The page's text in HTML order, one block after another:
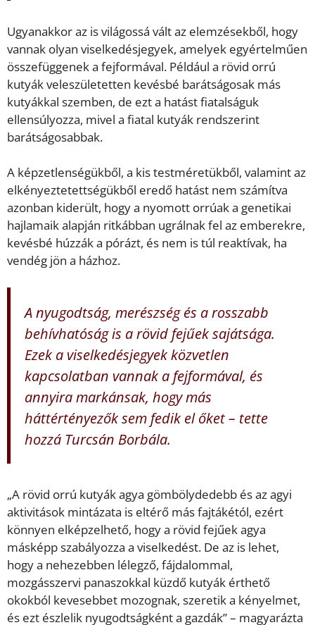
Ugyanakkor az is világossá vált az elemzésekből, hogy
vannak olyan viselkedésjegyek, amelyek egyértelműen
összefüggenek a fejformával. Például a rövid orrú
kutyák veleszületetten kevésbé barátságosak más
kutyákkal szemben, de ezt a hatást fiatalságuk
ellensúlyozza, mivel a fiatal kutyák rendszerint
barátságosabbak.
A képzetlenségükből, a kis testméretükből, valamint az
elkényeztetettségükből eredő hatást nem számítva
azonban kiderült, hogy a nyomott orrúak a genetikai
hajlamaik alapján ritkábban ugrálnak fel az emberekre,
kevésbé húzzák a pórázt, és nem is túl reaktívak, ha
vendég jön a házhoz.
A nyugodtság, merészség és a rosszabb
behívhatóság is a rövid fejűek sajátsága.
Ezek a viselkedésjegyek közvetlen
kapcsolatban vannak a fejformával, és
annyira markánsak, hogy más
háttértényezők sem fedik el őket – tette
hozzá Turcsán Borbála.
„A rövid orrú kutyák agya gömbölydedebb és az agyi
aktivitások mintázata is eltérő más fajtákétól, ezért
könnyen elképzelhető, hogy a rövid fejűek agya
másképp szabályozza a viselkedést. De az is lehet,
hogy a nehezebben lélegző, fájdalommal,
mozgásszervi panaszokkal küzdő kutyák érthető
okokból kevesebbet mozognak, szeretik a kényelmet,
és ezt észlelik nyugodtságként a gazdák” – magyarázta